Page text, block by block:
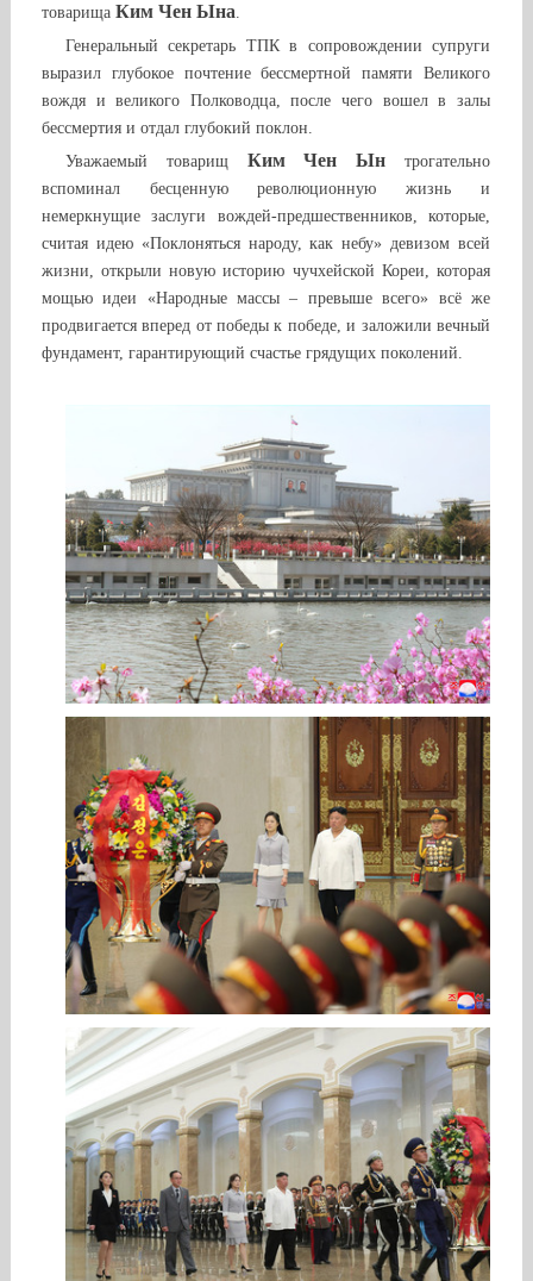
товарища Ким Чен Ына.
Генеральный секретарь ТПК в сопровождении супруги
выразил глубокое почтение бессмертной памяти Великого
вождя и великого Полководца, после чего вошел в залы
бессмертия и отдал глубокий поклон.
Уважаемый товарищ Ким Чен Ын трогательно
вспоминал бесценную революционную жизнь и
немеркнущие заслуги вождей-предшественников, которые,
считая идею «Поклоняться народу, как небу» девизом всей
жизни, открыли новую историю чучхейской Кореи, которая
мощью идеи «Народные массы – превыше всего» всё же
продвигается вперед от победы к победе, и заложили вечный
фундамент, гарантирующий счастье грядущих поколений.